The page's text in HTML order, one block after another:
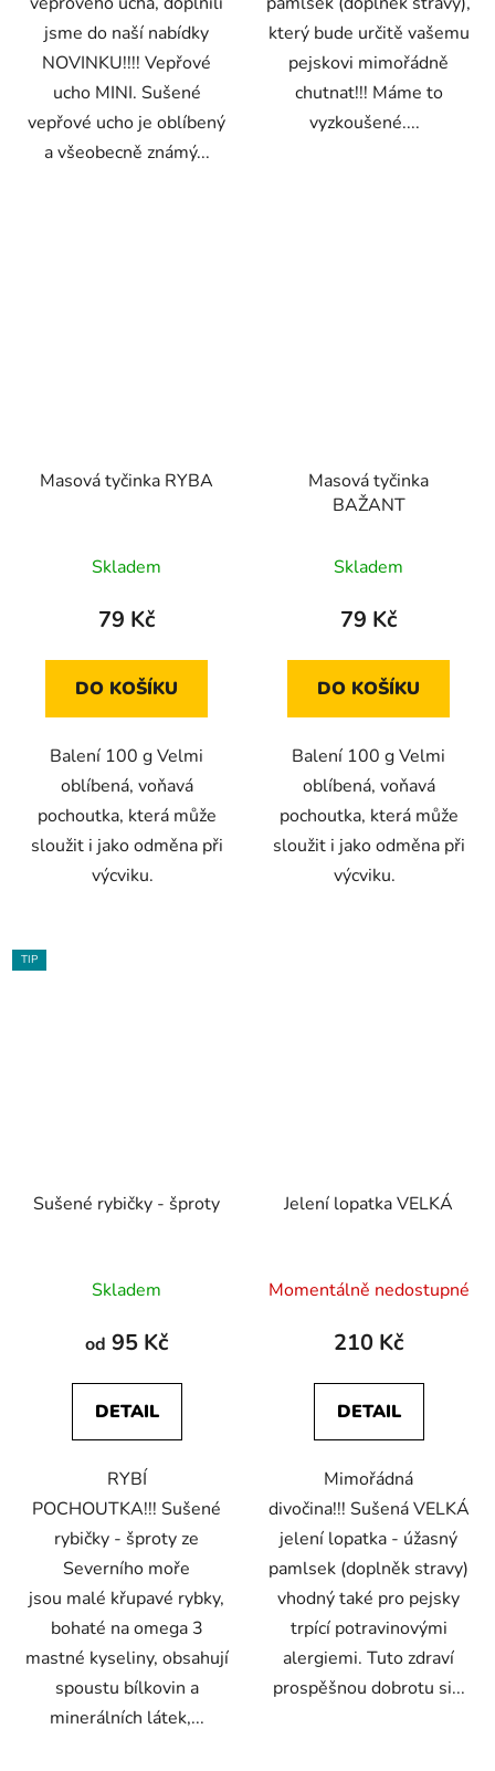
jsme do naší nabídky
NOVINKU!!!! Vepřové
ucho MINI. Sušené
vepřové ucho je oblíbený
a všeobecně známý...
který bude určitě vašemu
pejskovi mimořádně
chutnat!!! Máme to
vyzkoušené....
Masová tyčinka RYBA
hodnocení
produktu
5,0
z
hvězdiček.
Skladem
79 Kč
DO KOŠÍKU
Balení 100 g Velmi
oblíbená, voňavá
pochoutka, která může
sloužit i jako odměna při
výcviku.
Masová tyčinka
BAŽANT
hodnocení
produktu
5,0
z
hvězdiček.
Skladem
79 Kč
DO KOŠÍKU
Balení 100 g Velmi
oblíbená, voňavá
pochoutka, která může
sloužit i jako odměna při
výcviku.
TIP
Sušené rybičky - šproty
hodnocení
produktu
5,0
z
hvězdiček.
Skladem
od 95 Kč
DETAIL
RYBÍ
POCHOUTKA!!! Sušené
rybičky - šproty ze
Severního moře
jsou malé křupavé rybky,
bohaté na omega 3
mastné kyseliny, obsahují
spoustu bílkovin a
minerálních látek,...
Jelení lopatka VELKÁ
hodnocení
produktu
5,0
z
hvězdiček.
Momentálně nedostupné
210 Kč
DETAIL
Mimořádná
divočina!!! Sušená VELKÁ
jelení lopatka - úžasný
pamlsek (doplněk stravy)
vhodný také pro pejsky
trpící potravinovými
alergiemi. Tuto zdraví
prospěšnou dobrotu si...